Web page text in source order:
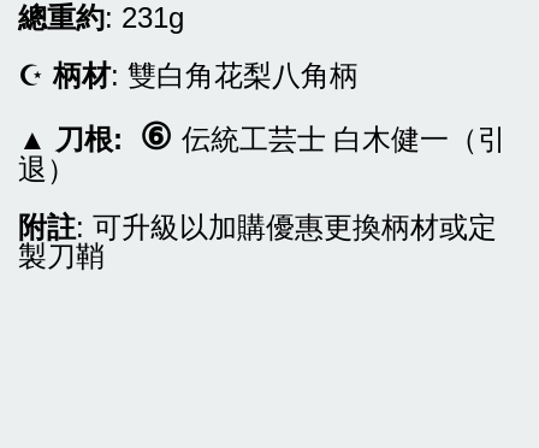
總重約: 231g
☪柄材: 雙白角花梨八角柄
▲ 刀根: ⑥ 伝統工芸士 白木健一（引
退）
附註: 可升級以加購優惠更換柄材或定
製刀鞘